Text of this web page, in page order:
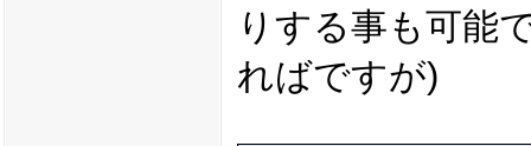
りする事も可能
ればですが)